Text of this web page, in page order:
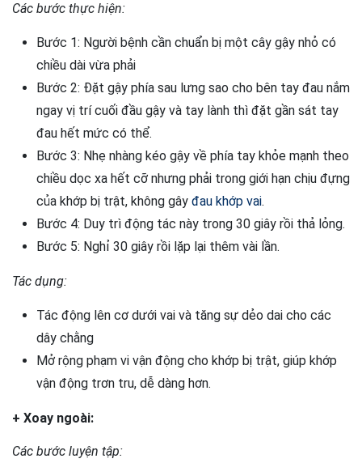
Các bước thực hiện:
Bước 1: Người bệnh cần chuẩn bị một cây gậy nhỏ có
chiều dài vừa phải
Bước 2: Đặt gậy phía sau lưng sao cho bên tay đau nắm
ngay vị trí cuối đầu gậy và tay lành thì đặt gần sát tay
đau hết mức có thể.
Bước 3: Nhẹ nhàng kéo gậy về phía tay khỏe mạnh theo
chiều dọc xa hết cỡ nhưng phải trong giới hạn chịu đựng
của khớp bị trật, không gây đau khớp vai.
Bước 4: Duy trì động tác này trong 30 giây rồi thả lỏng.
Bước 5: Nghỉ 30 giây rồi lặp lại thêm vài lần.
Tác dụng:
Tác động lên cơ dưới vai và tăng sự dẻo dai cho các
dây chằng
Mở rộng phạm vi vận động cho khớp bị trật, giúp khớp
vận động trơn tru, dễ dàng hơn.
+ Xoay ngoài:
Các bước luyện tập: